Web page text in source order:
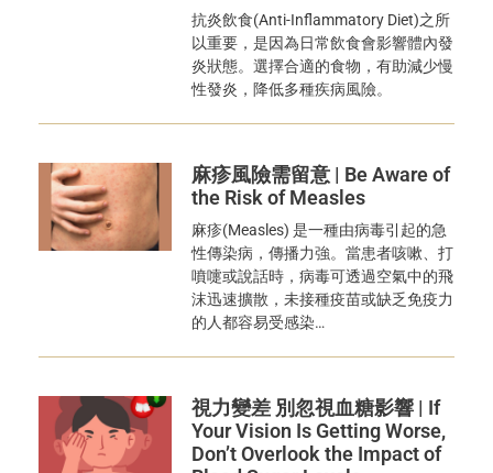
抗炎飲食(Anti-Inflammatory Diet)之所
以重要，是因為日常飲食會影響體內發
炎狀態。選擇合適的食物，有助減少慢
性發炎，降低多種疾病風險。
麻疹風險需留意 | Be Aware of
the Risk of Measles
麻疹(Measles) 是一種由病毒引起的急
性傳染病，傳播力強。當患者咳嗽、打
噴嚏或說話時，病毒可透過空氣中的飛
沫迅速擴散，未接種疫苗或缺乏免疫力
的人都容易受感染…
視力變差 別忽視血糖影響 | If
Your Vision Is Getting Worse,
Don’t Overlook the Impact of